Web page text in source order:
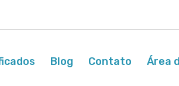
Blog Contato Área